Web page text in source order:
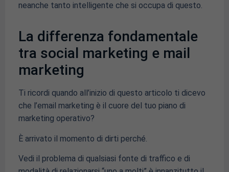
neanche tanto intelligente che si occupa di questo.
La differenza fondamentale
tra social marketing e mail
marketing
Ti ricordi quando all’inizio di questo articolo ti dicevo
che l’email marketing è il cuore del tuo piano di
marketing operativo?
È arrivato il momento di dirti perché.
Vedi il problema di qualsiasi fonte di traffico e di